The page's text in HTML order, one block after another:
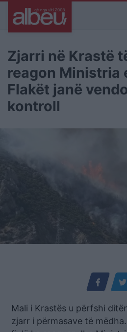
Zjarri në Krastë
reagon Ministria
Flakët janë
kontroll
Mali i Krastës u përfshi
zjarr i përmasave të